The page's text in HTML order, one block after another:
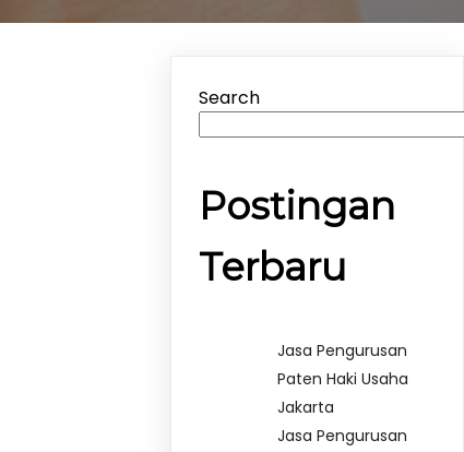
Search
Postingan
Terbaru
Jasa Pengurusan
Paten Haki Usaha
Jakarta
Jasa Pengurusan